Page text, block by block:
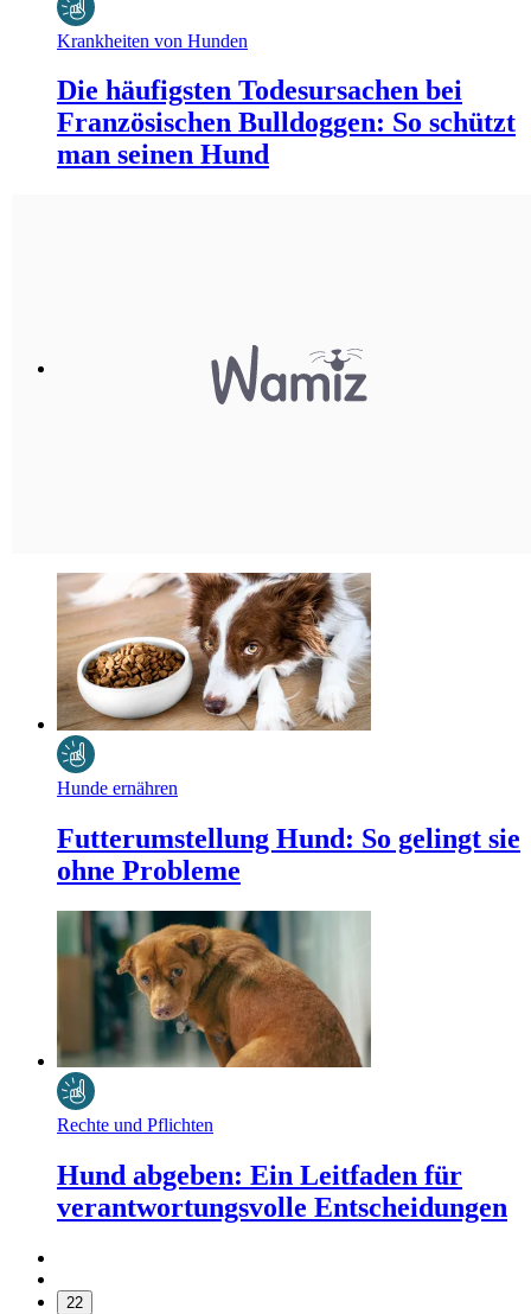
Krankheiten von Hunden
Die häufigsten Todesursachen bei
Französischen Bulldoggen: So schützt
man seinen Hund
Hunde ernähren
Futterumstellung Hund: So gelingt sie
ohne Probleme
Rechte und Pflichten
Hund abgeben: Ein Leitfaden für
verantwortungsvolle Entscheidungen
22